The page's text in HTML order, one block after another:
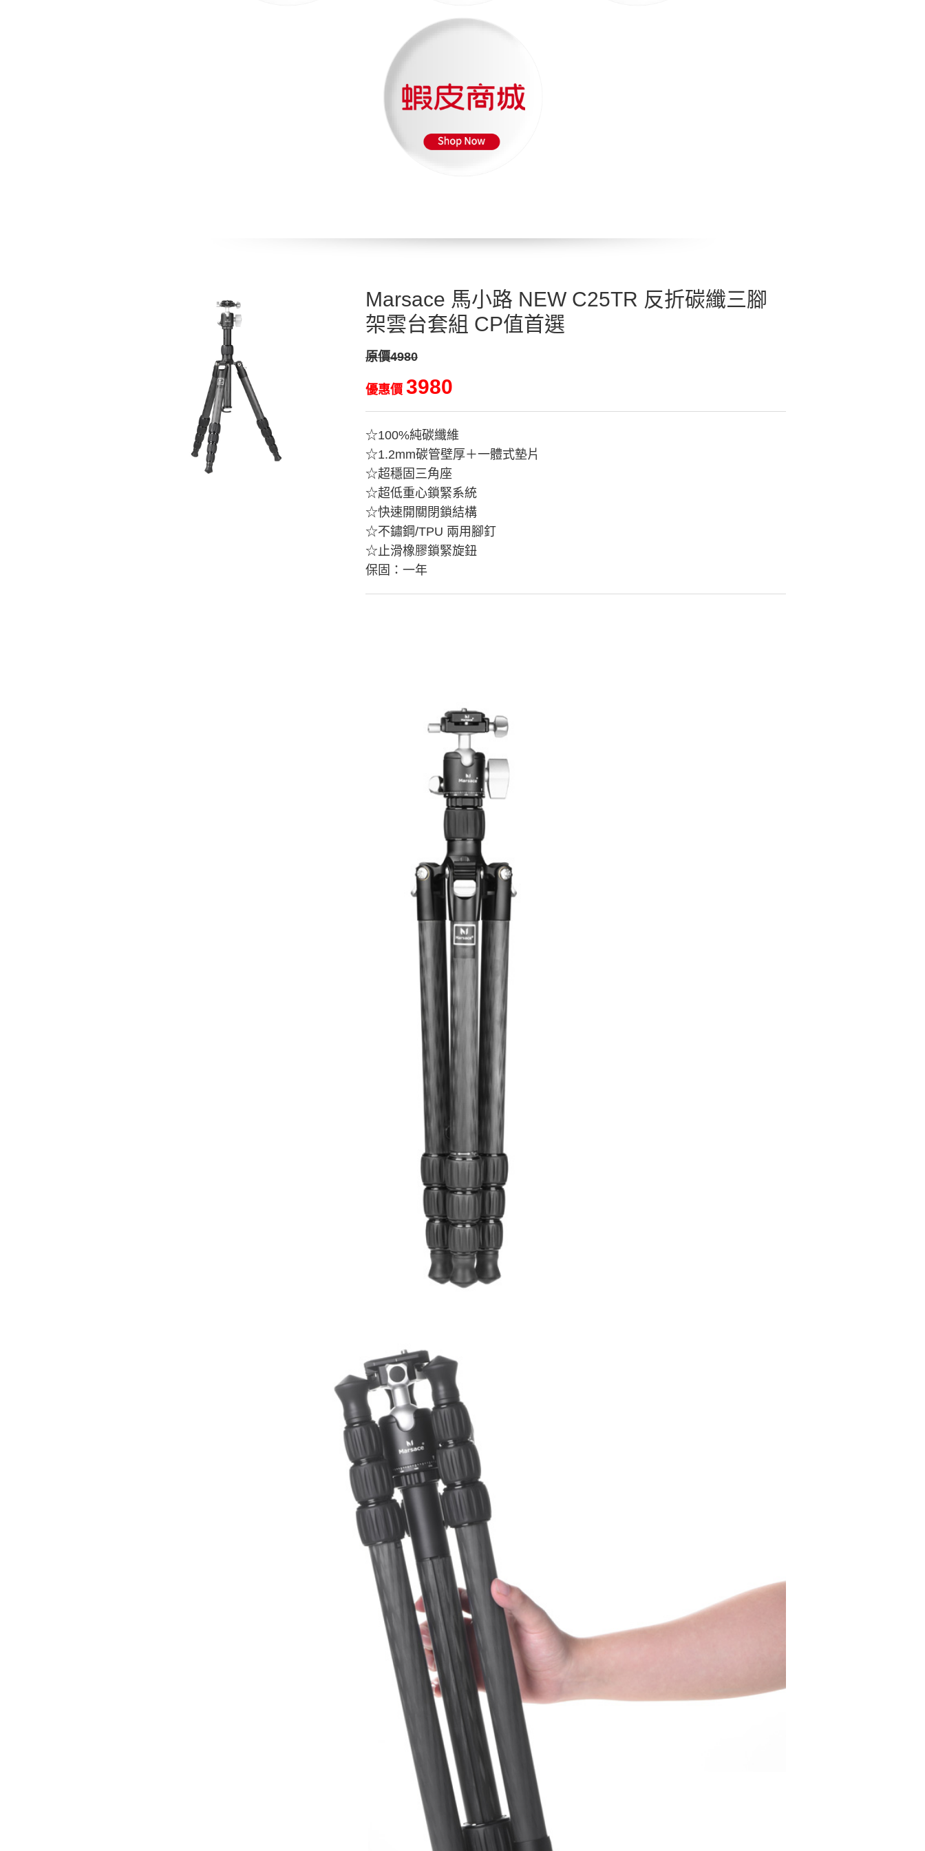
Marsace 馬小路 NEW C25TR 反折碳纖三腳
架雲台套組 CP值首選
原價4980
優惠價 3980
☆100%純碳纖維
☆1.2mm碳管壁厚＋一體式墊片
☆超穩固三角座
☆超低重心鎖緊系統
☆快速開關閉鎖結構
☆不鏽鋼/TPU 兩用腳釘
☆止滑橡膠鎖緊旋鈕
保固：一年